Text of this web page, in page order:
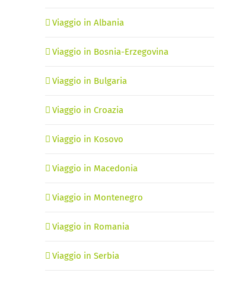
Viaggio in Albania
Viaggio in Bosnia-Erzegovina
Viaggio in Bulgaria
Viaggio in Croazia
Viaggio in Kosovo
Viaggio in Macedonia
Viaggio in Montenegro
Viaggio in Romania
Viaggio in Serbia